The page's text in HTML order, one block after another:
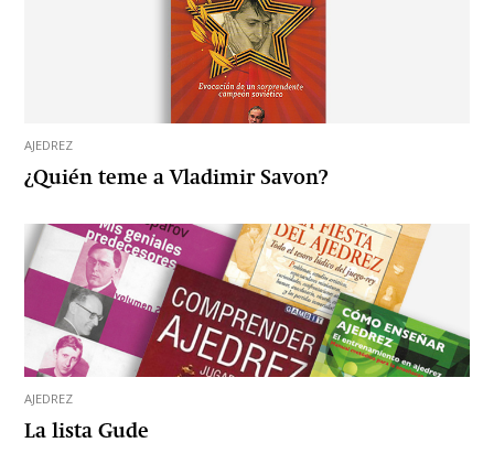
AJEDREZ
¿Quién teme a Vladimir Savon?
AJEDREZ
La lista Gude